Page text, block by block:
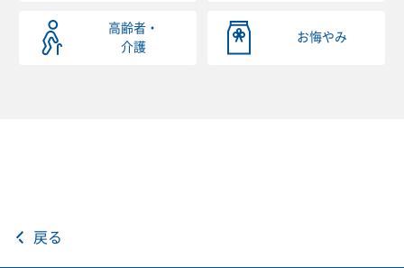
高齢者・
介護
お悔やみ
戻る